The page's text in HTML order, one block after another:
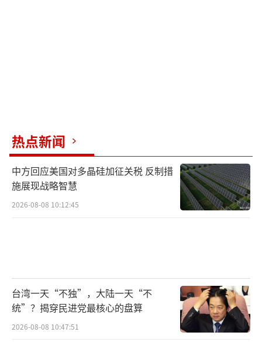
国际舆论也倾向于维护现有体系。
历史的车轮不会简单重复。人类文明在挫
折中不断进步。相信这次世界能做出更明智的
选择。（责任编辑：张蕾 TT0001）
热点新闻
中方回应美国对多晶硅加征关税 反制措
施展现战略智慧
2026-08-08 10:12:45
台湾一天“不独”，大陆一天“不
统”？揭穿民进党最核心的盘算
2026-08-08 10:47:51